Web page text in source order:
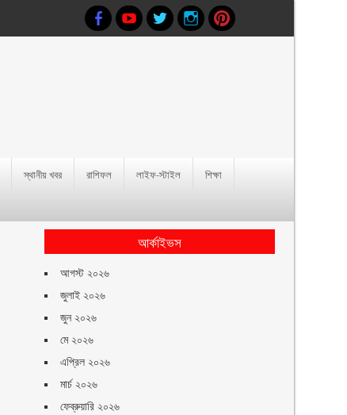
স্থানীয় খবর রাশিফল লাইফ-স্টাইল
শিক্ষা
আর্কাইভস
আগস্ট ২০২৬
জুলাই ২০২৬
জুন ২০২৬
মে ২০২৬
এপ্রিল ২০২৬
মার্চ ২০২৬
ফেব্রুয়ারি ২০২৬